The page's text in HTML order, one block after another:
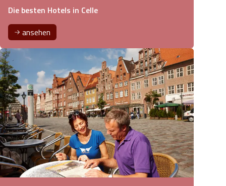
Die besten Hotels in Celle
ansehen